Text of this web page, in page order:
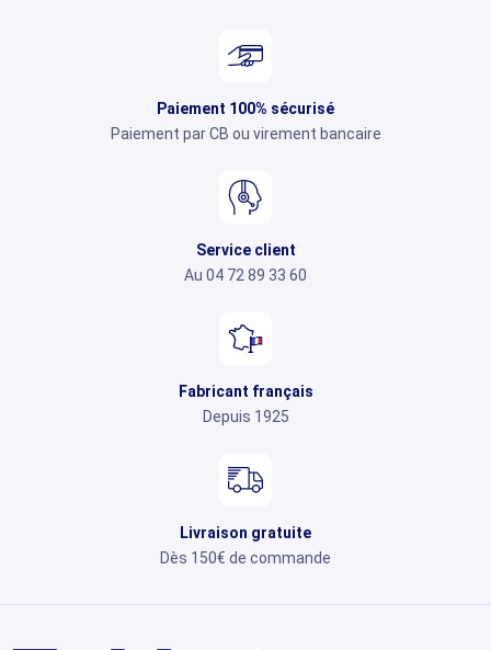
Paiement 100% sécurisé
Paiement par CB ou virement bancaire
Service client
Au 04 72 89 33 60
Fabricant français
Depuis 1925
Livraison gratuite
Dès 150€ de commande